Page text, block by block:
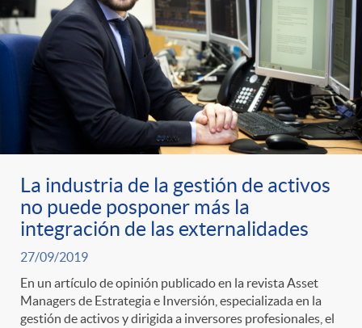
La industria de la gestión de activos
no puede posponer más la
integración de las externalidades
27/09/2019
En un artículo de opinión publicado en la revista Asset
Managers de Estrategia e Inversión, especializada en la
gestión de activos y dirigida a inversores profesionales, el